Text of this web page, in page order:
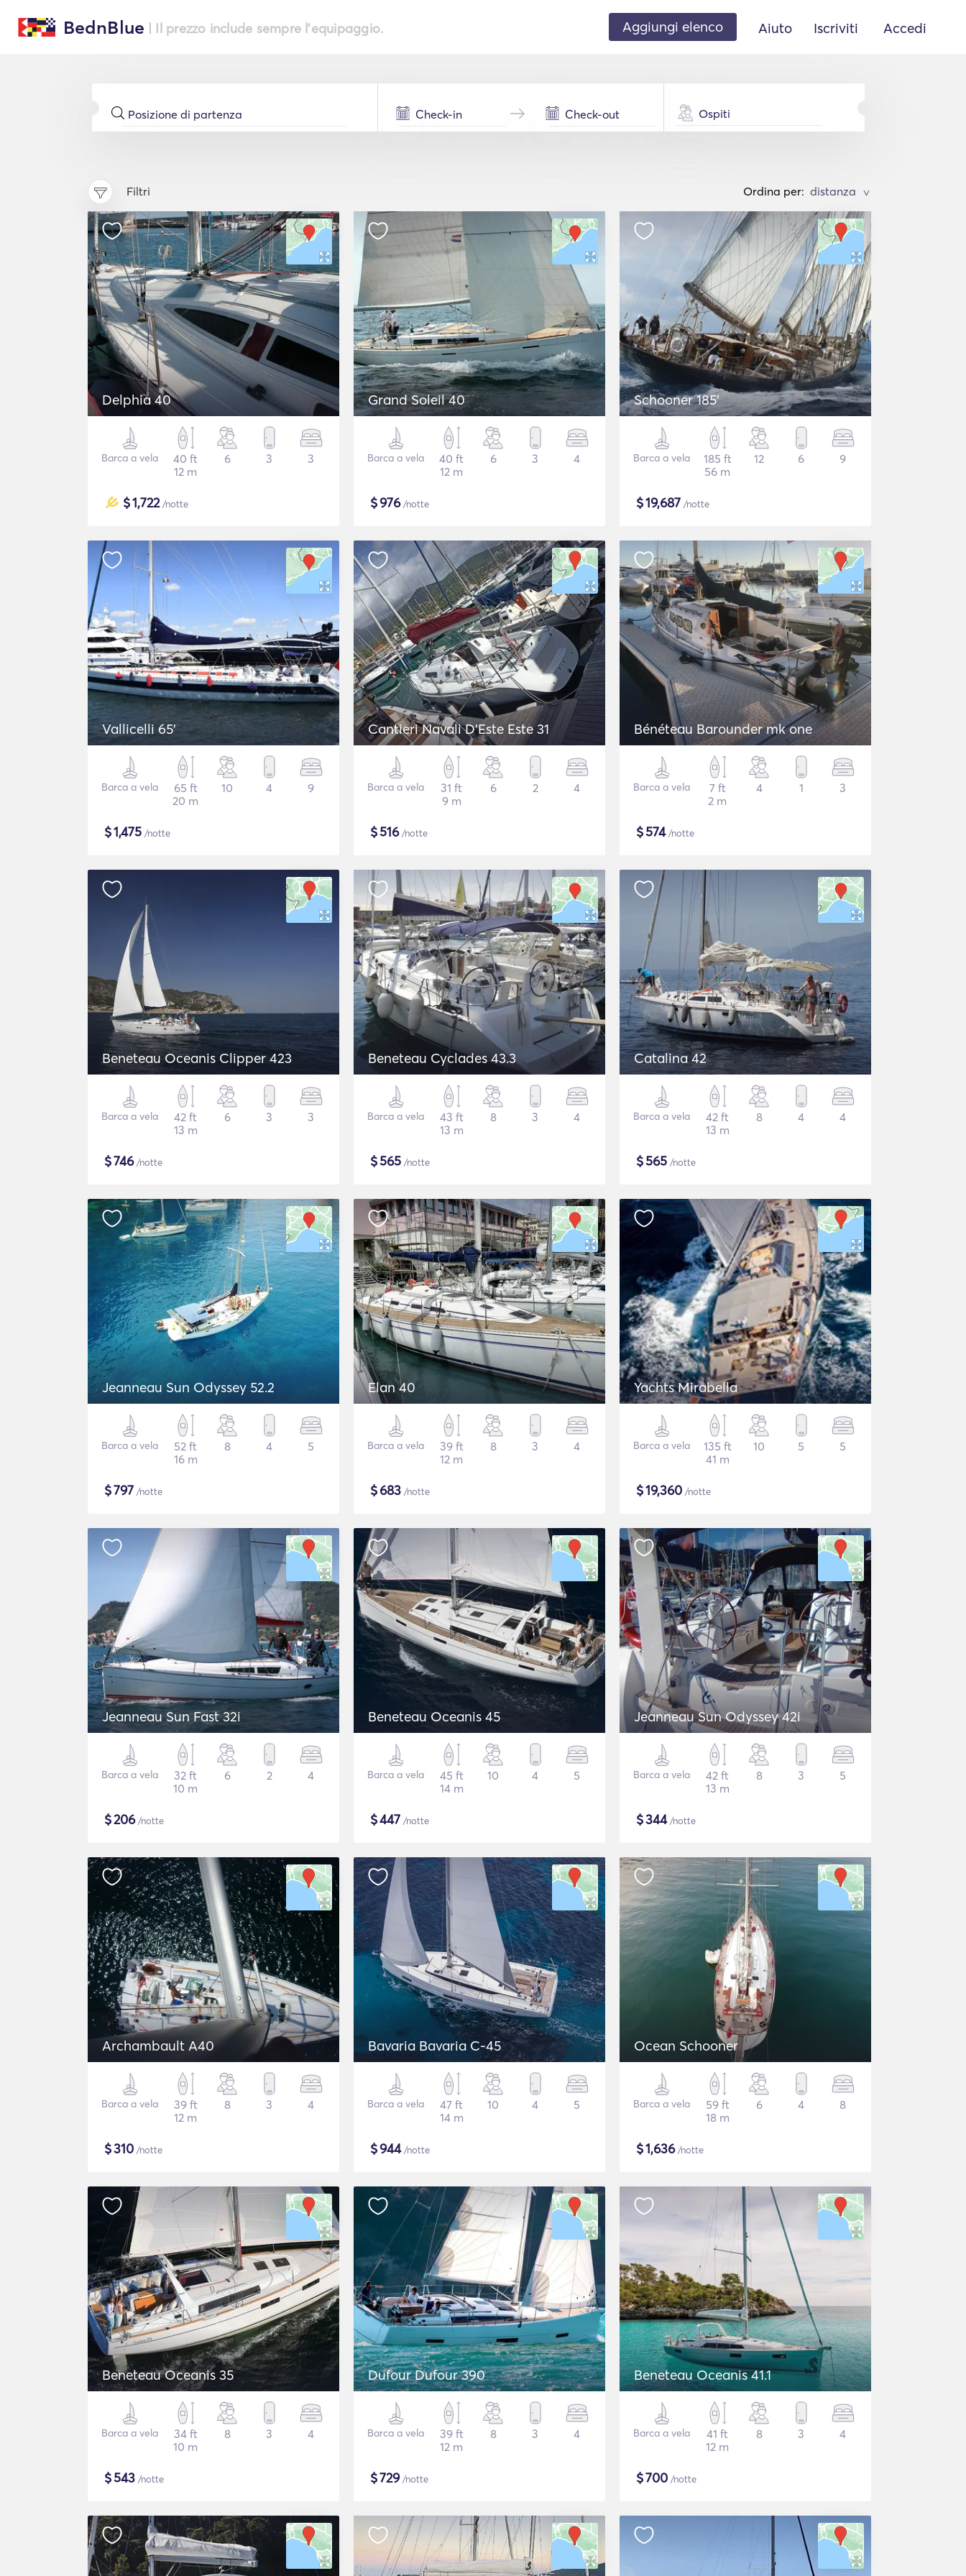
BednBlue | Il prezzo include sempre l'equipaggio. Aggiungi elenco Aiuto Iscriviti Accedi
Ospiti
Filtri Ordina per: >
Delphia 40
Barca a vela
40 ft
12 m
6 3 3
$1,722/notte
Grand Soleil 40
Barca a vela
40 ft
12 m
6 3 4
$976/notte
Schooner 185'
Barca a vela
185 ft
56 m
12 6 9
$19,687 /notte
Vallicelli 65'
Barca a vela
65 ft
20 m
10 4 9
$1,475 /notte
Cantieri Navali D'Este Este 31
Barca a vela
31 ft
9 m
6 2 4
$516/notte
Bénéteau Barounder mk one
Barca a vela
7 ft
2 m
4 1 3
$574/notte
Beneteau Oceanis Clipper 423
Barca a vela
42 ft
13 m
6 3 3
$746/notte
Beneteau Cyclades 43.3
Barca a vela
43 ft
13 m
8 3 4
$565 /notte
Catalina 42
Barca a vela
42 ft
13 m
8 4 4
$565 /notte
Jeanneau Sun Odyssey 52.2
Barca a vela
52 ft
16 m
8 4 5
$797 /notte
Elan 40
Barca a vela
39 ft
12 m
8 3 4
$683 /notte
Yachts Mirabella
Barca a vela
135 ft
41 m
10 5 5
$19,360 /notte
Jeanneau Sun Fast 32i
Barca a vela
32 ft
10 m
6 2 4
$206/notte
Beneteau Oceanis 45
Barca a vela
45 ft
14 m
10 4 5
$447 /notte
Jeanneau Sun Odyssey 42i
Barca a vela
42 ft
13 m
8 3 5
$344/notte
Archambault A40
Barca a vela
39 ft
12 m
8 3 4
$310 /notte
Bavaria Bavaria C-45
Barca a vela
47 ft
14 m
10 4 5
$944/notte
Ocean Schooner
Barca a vela
59 ft
18 m
6 4 8
$1,636/notte
Beneteau Oceanis 35
Barca a vela
34 ft
10 m
8 3 4
$543 /notte
Dufour Dufour 390
Barca a vela
39 ft
12 m
8 3 4
$729/notte
Beneteau Oceanis 41.1
Barca a vela
41 ft
12 m
8 3 4
$700 /notte